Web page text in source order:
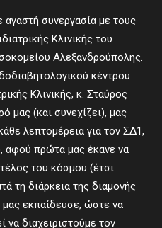
συνεργασία με τους
Κλινικής του
Αλεξανδρούπολης.
κέντρου
Κλινικής, κ. Σταύρος
μας (και συνεχίζει), μας
λεπτομέρεια για τον ΣΔ1,
αφού πρώτα μας έκανε να
του κόσμου (έτσι
τη διάρκεια της διαμονής
μας εκπαίδευσε, ώστε να
διαχειριστούμε τον